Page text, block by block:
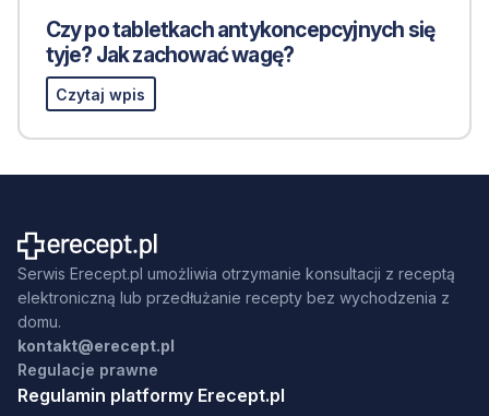
Czy po tabletkach antykoncepcyjnych się
tyje? Jak zachować wagę?
Czytaj wpis
Serwis Erecept.pl umożliwia otrzymanie konsultacji z receptą
elektroniczną lub przedłużanie recepty bez wychodzenia z
domu.
kontakt@erecept.pl
Regulacje prawne
Regulamin platformy Erecept.pl